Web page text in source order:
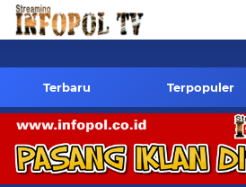
Kontak Redaksi- 085784424805
Terbaru Terpopuler